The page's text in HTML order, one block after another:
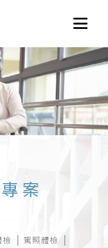
選單
案
檢
駕照體檢